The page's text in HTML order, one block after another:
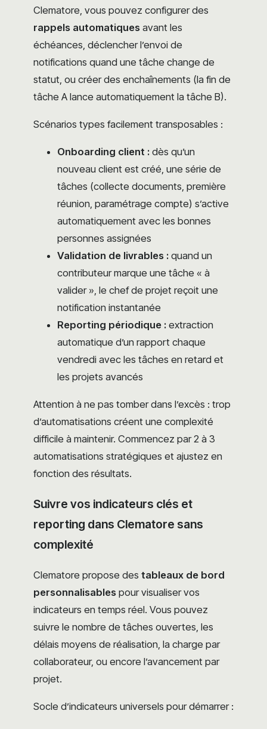
Clematore, vous pouvez configurer des
rappels automatiques avant les
échéances, déclencher l’envoi de
notifications quand une tâche change de
statut, ou créer des enchaînements (la fin de
tâche A lance automatiquement la tâche B).
Scénarios types facilement transposables :
Onboarding client : dès qu’un
nouveau client est créé, une série de
tâches (collecte documents, première
réunion, paramétrage compte) s’active
automatiquement avec les bonnes
personnes assignées
Validation de livrables : quand un
contributeur marque une tâche « à
valider », le chef de projet reçoit une
notification instantanée
Reporting périodique : extraction
automatique d’un rapport chaque
vendredi avec les tâches en retard et
les projets avancés
Attention à ne pas tomber dans l’excès : trop
d’automatisations créent une complexité
difficile à maintenir. Commencez par 2 à 3
automatisations stratégiques et ajustez en
fonction des résultats.
Suivre vos indicateurs clés et
reporting dans Clematore sans
complexité
Clematore propose des tableaux de bord
personnalisables pour visualiser vos
indicateurs en temps réel. Vous pouvez
suivre le nombre de tâches ouvertes, les
délais moyens de réalisation, la charge par
collaborateur, ou encore l’avancement par
projet.
Socle d’indicateurs universels pour démarrer :